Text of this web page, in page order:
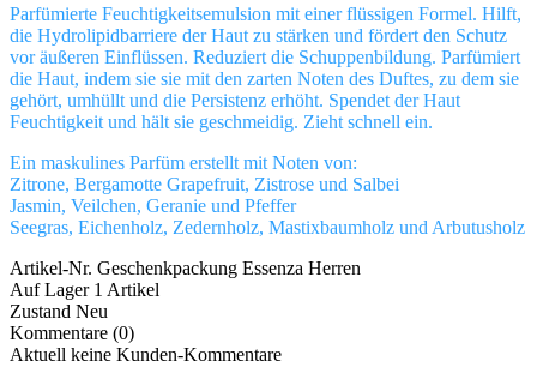
Parfümierte Feuchtigkeitsemulsion mit einer flüssigen Formel. Hilft,
die Hydrolipidbarriere der Haut zu stärken und fördert den Schutz
vor äußeren Einflüssen. Reduziert die Schuppenbildung. Parfümiert
die Haut, indem sie sie mit den zarten Noten des Duftes, zu dem sie
gehört, umhüllt und die Persistenz erhöht. Spendet der Haut
Feuchtigkeit und hält sie geschmeidig. Zieht schnell ein.
Ein maskulines Parfüm erstellt mit Noten von:
Zitrone, Bergamotte Grapefruit, Zistrose und Salbei
Jasmin, Veilchen, Geranie und Pfeffer
Seegras, Eichenholz, Zedernholz, Mastixbaumholz und Arbutusholz
Artikel-Nr. Geschenkpackung Essenza Herren
Auf Lager 1 Artikel
Zustand Neu
Kommentare (0)
Aktuell keine Kunden-Kommentare